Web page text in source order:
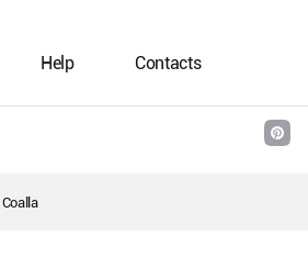
Help Contacts
Coalla